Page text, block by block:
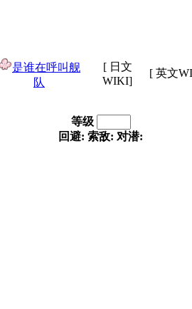
是谁在呼叫舰
队
[ 日文
WIKI]
[ 英文
等级
回避: 索敌: 对潜: